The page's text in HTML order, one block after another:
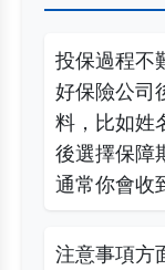
投保過程不
好保險公司
料，比如姓
後選擇保障
通常你會收
注意事項方